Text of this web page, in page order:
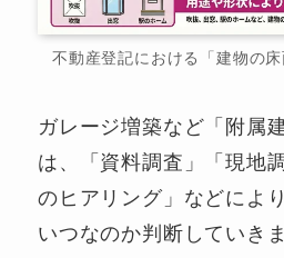
不動産登記における「建物の
ガレージ増築など「附属
は、「資料調査」「現地
のヒアリング」などによ
いつなのか判断していきま